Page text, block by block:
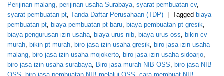
Perijinan malang perijinan usaha Surabaya syarat pembuatan cv,
syarat pembuatan pt Tanda Daftar Perusahaan (TDP) Tagged biaya
pembuatan pt
biaya pembuatan pt baru biaya pembuatan pt gresik
biaya pengurusan izin usaha
biaya urus nib biaya urus oss
bikin cv
murah
bikin pt murah biro jasa izin usaha gresik
biro jasa izin usaha
malang
biro jasa izin usaha mojokerto biro jasa izin usaha sidoarjo
biro jasa izin usaha surabaya
Biro jasa murah NIB OSS
biro jasa NIB